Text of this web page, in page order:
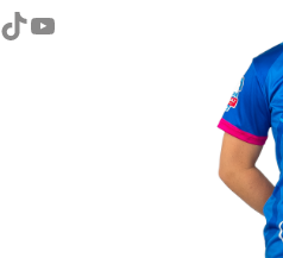
TikTok
YouTube